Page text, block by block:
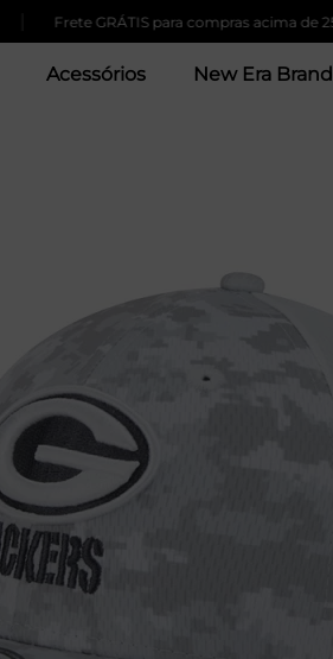
Frete GRÁTIS para compras acima de 259,00
Acessórios New Era